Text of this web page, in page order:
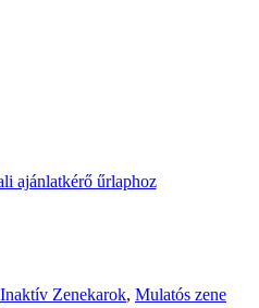
ajánlatkérő űrlaphoz
Inaktív Zenekarok, Mulatós zene